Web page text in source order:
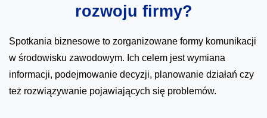
rozwoju firmy?
Spotkania biznesowe to zorganizowane formy komunikacji
w środowisku zawodowym. Ich celem jest wymiana
informacji, podejmowanie decyzji, planowanie działań czy
też rozwiązywanie pojawiających się problemów.